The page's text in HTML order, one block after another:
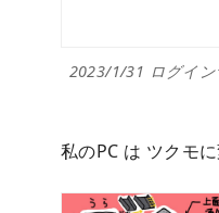
2023/1/31 ログイ
私のPC は ツクモ